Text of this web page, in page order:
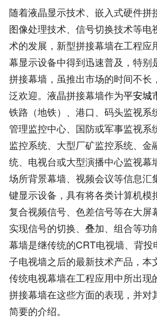
随着液晶显示技术、嵌入式硬件拼
图像处理技术、信号切换技术等电
术的发展，新型拼接幕墙在工程应
幕显示设备中得到迅速普及，特别
拼接幕墙，虽推出市场的时间不长
泛欢迎。液晶拼接幕墙作为平安城
铁路（地铁）、港口、码头监视系
管理监控中心、国防或军事监视系
监控系统、大型厂矿监控系统、金
统、电视台或大型演播中心监视幕
场所背景幕墙、视频会议等信息汇
键显示设备，具有将各类计算机模
复合视频信号、色差信号等在大屏
实现信号的切换、叠加、组合等功
幕墙是继传统的CRT电视墙、背投
子电视墙之后的最新技术产品，本
传统电视幕墙在工程应用中所出现
拼接幕墙在这些方面的表现，并对
简要的介绍。